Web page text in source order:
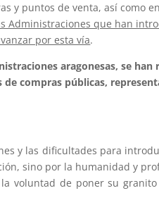
y puntos de venta, así como
Administraciones que han
por esta vía.
aragonesas, se han
compras públicas,
y las dificultades para
sino por la humanidad y
voluntad de poner su